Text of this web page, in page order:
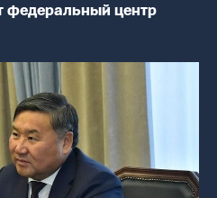
федеральный центр